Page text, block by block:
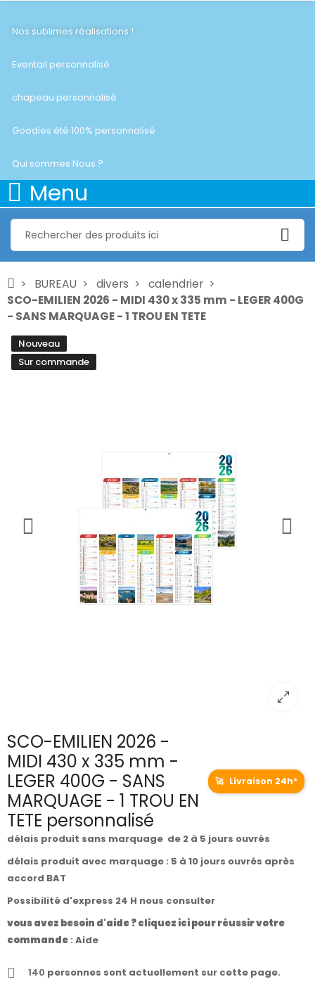
Nos sublimes réalisations !
Eventail personnalisé
chapeau personnalisé
Goodies été 100% personnalisé
Qui sommes Nous ?
Menu
BUREAU divers
calendrier
SCO-EMILIEN 2026 - MIDI 430 x 335 mm - LEGER 400G
- SANS MARQUAGE - 1 TROU EN TETE
Nouveau
Sur commande
SCO-EMILIEN 2026 -
MIDI 430 x 335 mm -
LEGER 400G - SANS
MARQUAGE - 1 TROU EN
TETE personnalisé
🚀 Livraison 24h*
délais produit sans marquage de 2 à 5 jours ouvrés
délais produit avec marquage : 5 à 10 jours ouvrés après
accord BAT
Possibilité d'express 24 H nous consulter
vous avez besoin d'aide ? cliquez ici pour réussir votre
commande : Aide
140 personnes sont actuellement sur cette page.